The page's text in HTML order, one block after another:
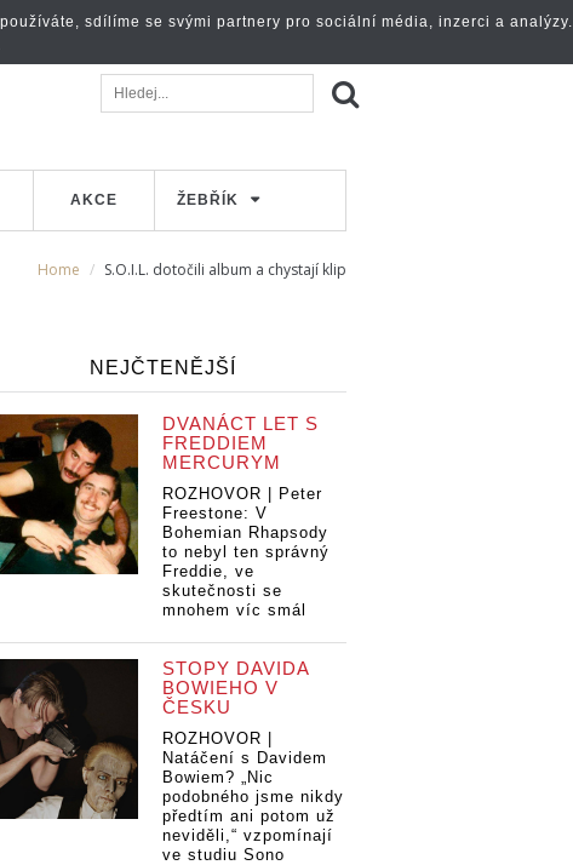
AKCE ŽEBŘÍK
Home S.O.I.L. dotočili album a chystají klip
NEJČTENĚJŠÍ
DVANÁCT LET S
FREDDIEM
MERCURYM
ROZHOVOR | Peter
Freestone: V
Bohemian Rhapsody
to nebyl ten správný
Freddie, ve
skutečnosti se
mnohem víc smál
STOPY DAVIDA
BOWIEHO V
ČESKU
ROZHOVOR |
Natáčení s Davidem
Bowiem? „Nic
podobného jsme nikdy
předtím ani potom už
neviděli,“ vzpomínají
ve studiu Sono
sdílíme se svými partnery pro sociální média, inzerci a analýzy.